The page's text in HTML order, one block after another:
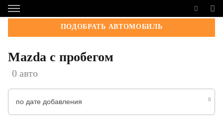
ПОДОБРАТЬ АВТОМОБИЛЬ
Mazda с пробегом
0 авто
по дате добавления